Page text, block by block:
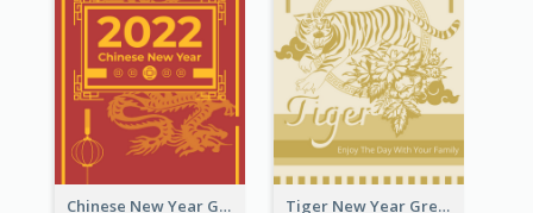
Chinese New Year Greeting Card With Graphic Decorations Tiger New Year Greeting Card With Decorations